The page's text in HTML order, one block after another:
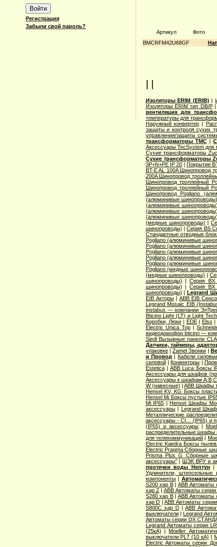
Регистрация
Забыли свой пароль?
Артикул
Фото
BMCRFM42U68GF
| |
Изоляторы ERIM (ERIB) |
Изоляторы ERIM тип DB/P
вентиляция для
температуры для
Наружный конвертер |
защиты и контроля сухих
управления/защиты
трансформаторы TMC|
Аксессуары TecSystem для
Сухие трансформаторы
Сухие трансформаторы
3P+N+PE IP 20| Покрытие
BT-E AL 100A Шинопровод
200A Шинопровод
Шинопровод троллейный
Шинопровод троллейный
Шинопровод Pogliano
(алюминивые
(алюминивые
(алюминивые
(алюминивые
(медные шинопроводы) |
шинопроводы) |Серия ВS
Стандартные отводные
Pogliano (алюминивые
Pogliano (алюминивые
Pogliano (алюминивые
Pogliano (алюминивые
Pogliano (алюминивые
Pogliano (медные
(медные шинопроводы) |
шинопроводы) |Серия ВХ
шинопроводы) |Серия ВХ
шинопроводы) | Legrand
EIB Акторы| ABB EIB
Legrand Mosaic ЕIB
instabus — компании
Bticino Light (LT) и Light
Коробки, Люки | EDE| Elso|
Electric Unica Top|
видеодомофон bticino —
Siedl Вызывные панели
Датчики, таймеры,
упаковке|Zamel Звонки |
и Провод | Кабели
силовой|Конвекторы |
Estetica| ABB Luca Боксы
Аксессуары для шкафов
Аксессуары к шкафам
W (навесные) |ABB Шкафы
Hensel KV, KG Боксы
Hensel Mi Боксы пустые
Mi IP65 |Hensel Шкафы
аксессуары| Legrand
Металлические
аксессуары - CI… (IP65) и
(IP55) и аксессуары|
распределительные
для телекоммуникаций|
Electric Kaedra Боксы
Electric Pragma Сборные
Prisma Plus G Сборные
аксессуары"|ЩЭК ВРУ и
протечки воды Нептун
Удлинители, штепсельные
компоненты|
S200 хар B| ABB Автоматы
хар Z| ABB Автоматы
S280 хар B| ABB Автоматы
хар D | ABB Автоматы
S800C хар D|ABB
выключатели| Legrand
Автоматы серии DX
Legrand Автоматы серии
(25кА) |Moeller
выключатели PL7 (10 кА) |
Electric Aвтоматы серии